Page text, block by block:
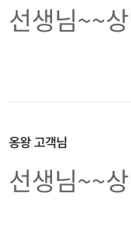
선생님~~
옹왕고객님
선생님~~